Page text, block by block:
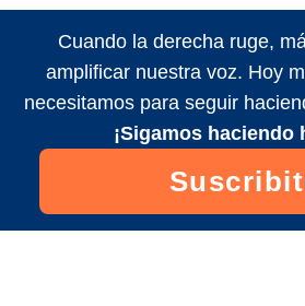
Cuando la derecha ruge,
amplificar nuestra voz. Hoy
necesitamos para seguir
¡Sigamos haciendo